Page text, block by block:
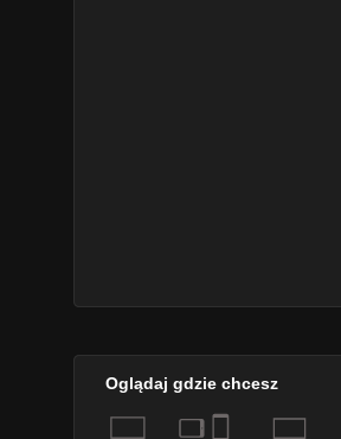
Oglądaj gdzie chcesz